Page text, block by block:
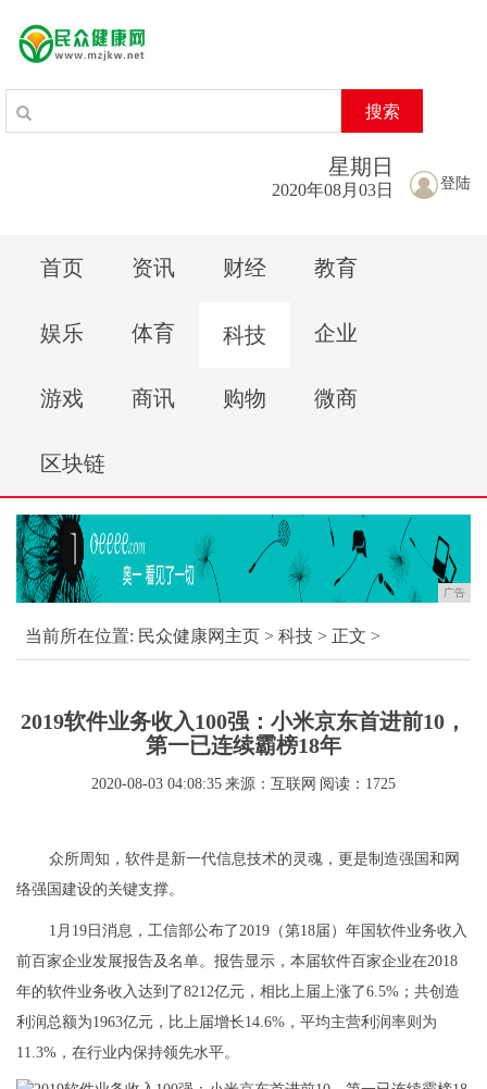
搜索
登陆
星期 日
2020年08月03日
首页 资讯 财经 教育
娱乐 体育 科技 企业
游戏 商讯 购物 微商
区块链
广告
当前所在位置: 民众健康网主页 > 科技 > 正文 >
2019软件业务收入100强：小米京东首进前10，
第一已连续霸榜18年
2020-08-03 04:08:35 来源：互联网 阅读：1725
众所周知，软件是新一代信息技术的灵魂，更是制造强国和网
络强国建设的关键支撑。
1月19日消息，工信部公布了2019（第18届）年国软件业务收入
前百家企业发展报告及名单。报告显示，本届软件百家企业在2018
年的软件业务收入达到了8212亿元，相比上届上涨了6.5%；共创造
利润总额为1963亿元，比上届增长14.6%，平均主营利润率则为
11.3%，在行业内保持领先水平。